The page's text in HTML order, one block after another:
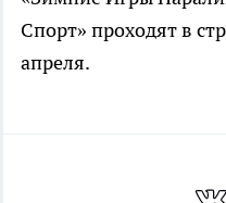
Спорт» проходят в
апреля.